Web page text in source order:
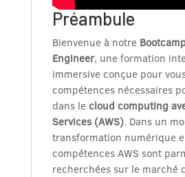
Préambule
Bienvenue à notre
Engineer, une formation
immersive conçue pour
compétences nécessaires
dans le cloud computing
Services (AWS). Dans un
transformation numérique
compétences AWS sont
recherchées sur le marché